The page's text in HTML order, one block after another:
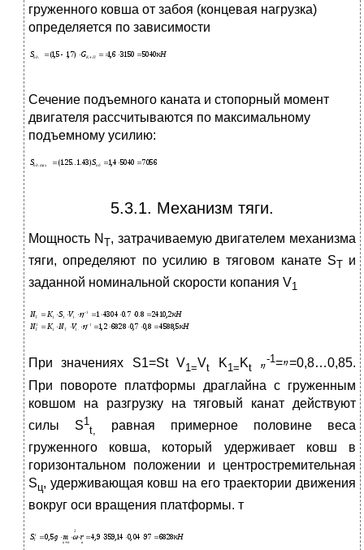
груженного ковша от забоя (концевая нагрузка)
определяется по зависимости
Сечение подъемного каната и стопорный момент
двигателя рассчитываются по максимальному
подъемному усилию:
5.3.1. Механизм тяги.
Мощность N T, затрачиваемую двигателем механизма
тяги, определяют по усилию в тяговом канате STи
заданной номинальной скорости копания V1
При значениях S1=St V1=Vt K1= Kt
-1= =0,8…0,85.
При повороте платформы драглайна с груженным
ковшом на разгрузку на тяговый канат действуют
силы S1
t
равная примерное половине веса
груженного ковша, который удерживает ковш в
горизонтальном положении и центростремительная
Sц, удерживающая ковш на его траектории движения
вокруг оси вращения платформы. т